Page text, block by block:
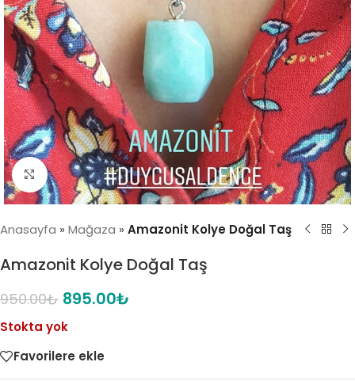
Click to enlarge
Anasayfa » Mağaza » Amazonit Kolye Doğal Taş
Amazonit Kolye Doğal Taş
950.00₺ 895.00₺
Stokta yok
Favorilere ekle